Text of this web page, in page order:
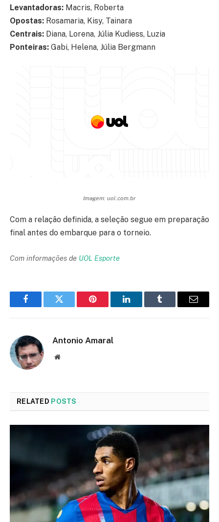
Levantadoras: Macris, Roberta
Opostas: Rosamaria, Kisy, Tainara
Centrais: Diana, Lorena, Júlia Kudiess, Luzia
Ponteiras: Gabi, Helena, Júlia Bergmann
Imagem: uol.com.br
Com a relação definida, a seleção segue em preparação
final antes do embarque para o torneio.
Com informações de UOL Esporte
FacebookTwitter Pinterest LinkedInTumblr Email
Antonio Amaral
Website
RELATED POSTS